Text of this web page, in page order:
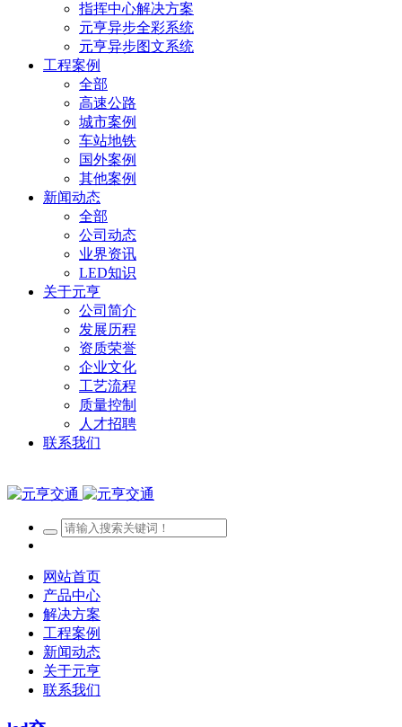
指挥中心解决方案
元亨异步全彩系统
元亨异步图文系统
工程案例
全部
高速公路
城市案例
车站地铁
国外案例
其他案例
新闻动态
全部
公司动态
业界资讯
LED知识
关于元亨
公司简介
发展历程
资质荣誉
企业文化
工艺流程
质量控制
人才招聘
联系我们
网站首页
产品中心
解决方案
工程案例
新闻动态
关于元亨
联系我们